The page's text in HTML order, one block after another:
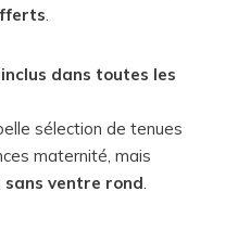
dans toutes les
sélection de tenues
maternité, mais
ventre rond